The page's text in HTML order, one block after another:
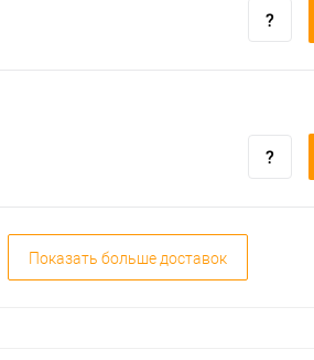
Показать больше доставок